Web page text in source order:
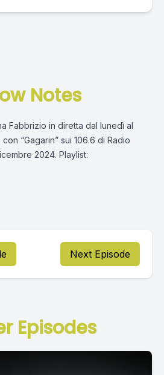
Notes
Fabbrizio in diretta dal lunedì al
“Gagarin” sui 106.6 di Radio
2024. Playlist:
Next Episode
Episodes